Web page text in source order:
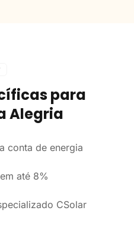
para
Alegria
conta de energia
até 8%
CSolar